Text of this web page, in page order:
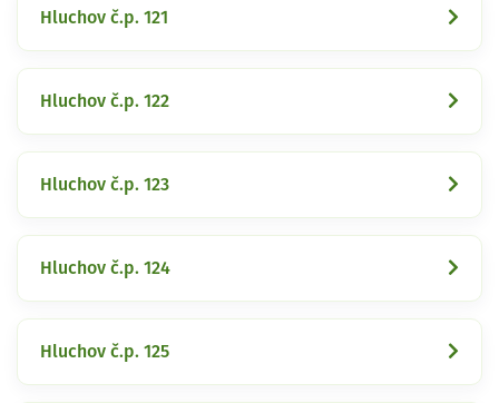
Hluchov č.p. 121
Hluchov č.p. 122
Hluchov č.p. 123
Hluchov č.p. 124
Hluchov č.p. 125